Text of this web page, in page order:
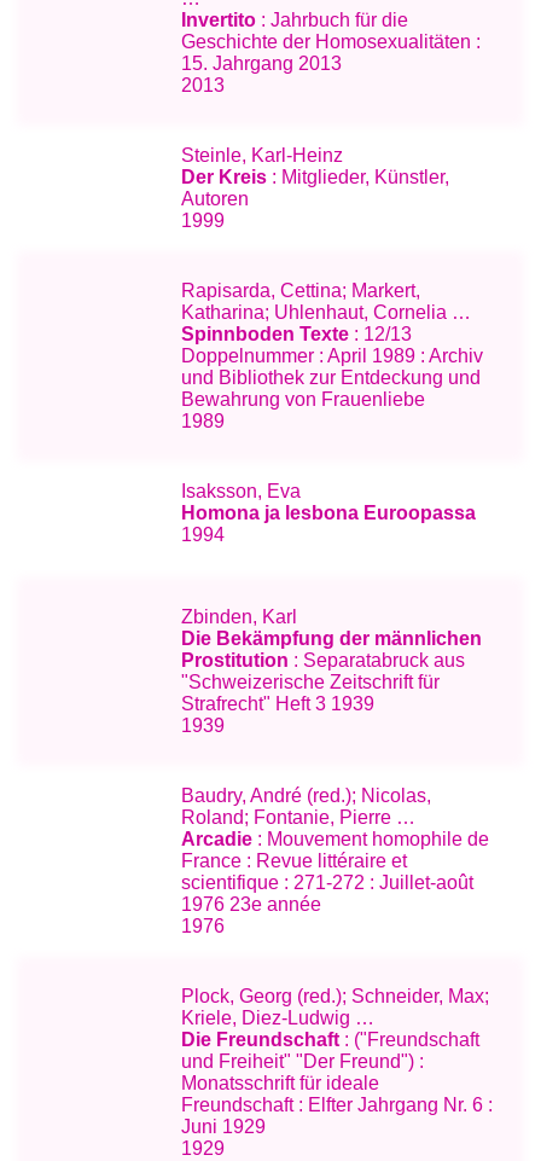
Invertito : Jahrbuch für die
Geschichte der Homosexualitäten :
15. Jahrgang 2013
2013
Steinle, Karl-Heinz
Der Kreis : Mitglieder, Künstler,
Autoren
1999
Rapisarda, Cettina; Markert,
Katharina; Uhlenhaut, Cornelia …
Spinnboden Texte : 12/13
Doppelnummer : April 1989 : Archiv
und Bibliothek zur Entdeckung und
Bewahrung von Frauenliebe
1989
Isaksson, Eva
Homona ja lesbona Euroopassa
1994
Zbinden, Karl
Die Bekämpfung der männlichen
Prostitution : Separatabruck aus
"Schweizerische Zeitschrift für
Strafrecht" Heft 3 1939
1939
Baudry, André (red.); Nicolas,
Roland; Fontanie, Pierre …
Arcadie : Mouvement homophile de
France : Revue littéraire et
scientifique : 271-272 : Juillet-août
1976 23e année
1976
Plock, Georg (red.); Schneider, Max;
Kriele, Diez-Ludwig …
Die Freundschaft: ("Freundschaft
und Freiheit" "Der Freund") :
Monatsschrift für ideale
Freundschaft : Elfter Jahrgang Nr. 6 :
Juni 1929
1929